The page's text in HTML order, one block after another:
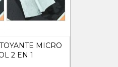
MICRO
2 EN 1